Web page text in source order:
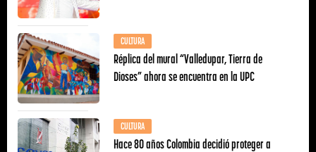
CULTURA
Réplica del mural “Valledupar, Tierra de
Dioses” ahora se encuentra en la UPC
CULTURA
Hace 80 años Colombia decidió proteger a